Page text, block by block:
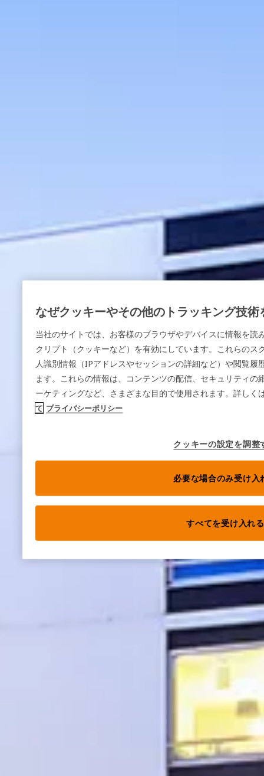
なぜクッキーやその他のトラッキング技
当社のサイトでは、お客様のブラウザやデバイスに情報を
クリプト（クッキーなど）を有効にしています。これらの
人識別情報（IPアドレスやセッションの詳細など）や閲覧
ます。これらの情報は、コンテンツの配信、セキュリティ
ーケティングなど、さまざまな目的で使用されます。詳し
て プライバシーポリシー
クッキーの設定を調整
必要な場合のみ受け入
すべてを受け入れる